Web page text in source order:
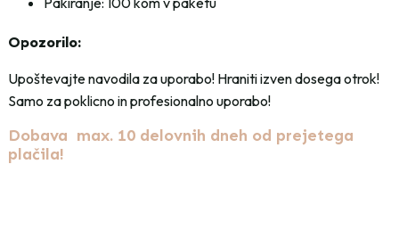
Opozorilo:
Upoštevajte navodila za uporabo! Hraniti izven dosega otrok!
Samo za poklicno in profesionalno uporabo!
Dobava max. 10 delovnih dneh od prejetega
plačila!